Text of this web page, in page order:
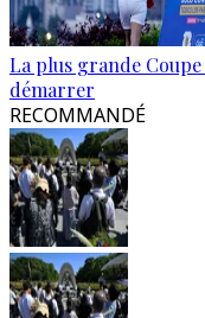
La plus grande
démarrer
RECOMMANDÉ